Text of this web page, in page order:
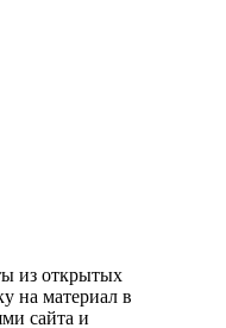
из открытых
на материал в
сайта и